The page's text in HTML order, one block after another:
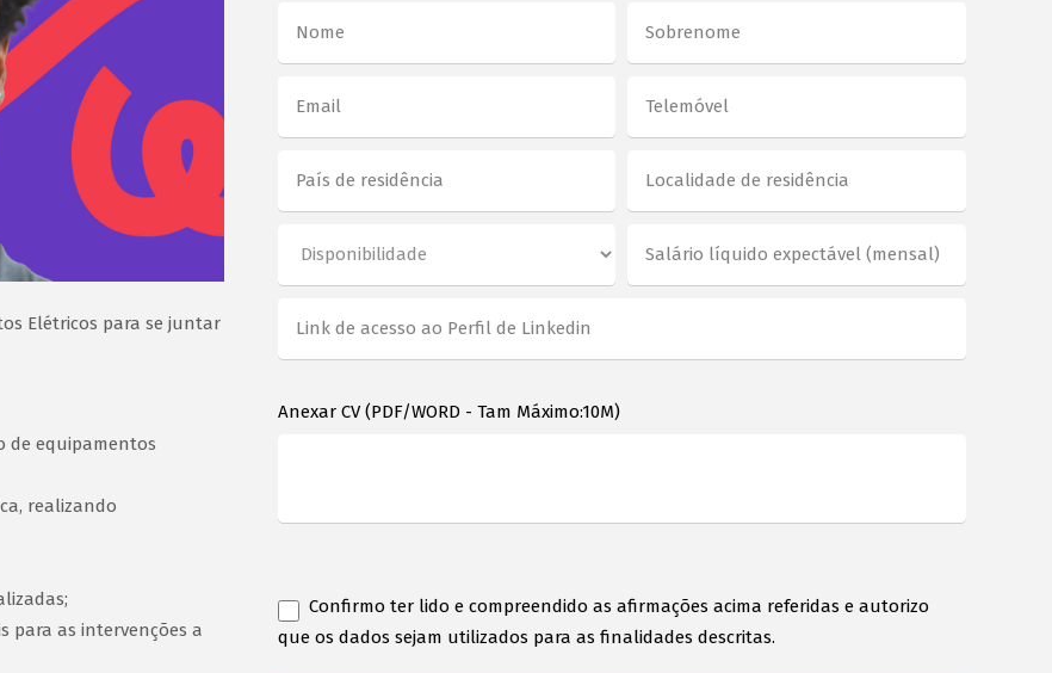
Elétricos para se juntar
de equipamentos
realizando
para as intervenções a
Anexar CV (PDF/WORD - Tam Máximo:10M)
Confirmo ter lido e compreendido as afirmações acima referidas e autorizo
que os dados sejam utilizados para as finalidades descritas.